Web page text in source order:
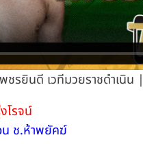
ชรยินดี เวทีมวยราชดำเ
โรจน์
น ช.ห้าพยัคฆ์